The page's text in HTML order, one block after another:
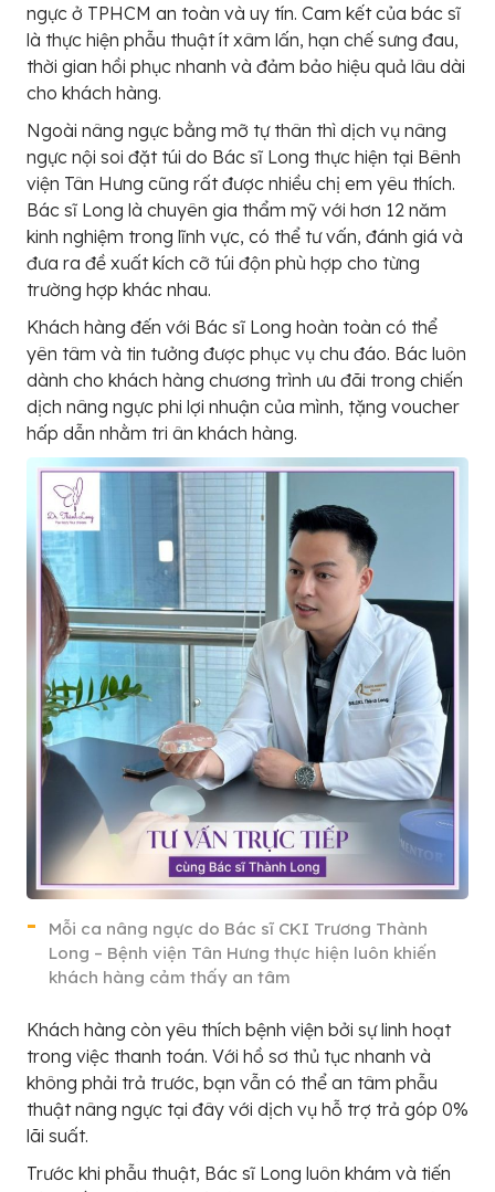
ngực ở TPHCM an toàn và uy tín. Cam kết của bác sĩ
là thực hiện phẫu thuật ít xâm lấn, hạn chế sưng đau,
thời gian hồi phục nhanh và đảm bảo hiệu quả lâu dài
cho khách hàng.
Ngoài nâng ngực bằng mỡ tự thân thì dịch vụ nâng
ngực nội soi đặt túi do Bác sĩ Long thực hiện tại Bênh
viện Tân Hưng cũng rất được nhiều chị em yêu thích.
Bác sĩ Long là chuyên gia thẩm mỹ với hơn 12 năm
kinh nghiệm trong lĩnh vực, có thể tư vấn, đánh giá và
đưa ra đề xuất kích cỡ túi độn phù hợp cho từng
trường hợp khác nhau.
Khách hàng đến với Bác sĩ Long hoàn toàn có thể
yên tâm và tin tưởng được phục vụ chu đáo. Bác luôn
dành cho khách hàng chương trình ưu đãi trong chiến
dịch nâng ngực phi lợi nhuận của mình, tặng voucher
hấp dẫn nhằm tri ân khách hàng.
Mỗi ca nâng ngực do Bác sĩ CKI Trương Thành
Long – Bệnh viện Tân Hưng thực hiện luôn khiến
khách hàng cảm thấy an tâm
Khách hàng còn yêu thích bệnh viện bởi sự linh hoạt
trong việc thanh toán. Với hồ sơ thủ tục nhanh và
không phải trả trước, bạn vẫn có thể an tâm phẫu
thuật nâng ngực tại đây với dịch vụ hỗ trợ trả góp 0%
lãi suất.
Trước khi phẫu thuật, Bác sĩ Long luôn khám và tiến